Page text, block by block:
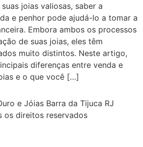
joias valiosas, saber a
e penhor pode ajudá-lo a tomar a
Embora ambos os processos
de suas joias, eles têm
muito distintos. Neste artigo,
diferenças entre venda e
e o que você […]
e Jóias Barra da Tijuca RJ
os direitos reservados